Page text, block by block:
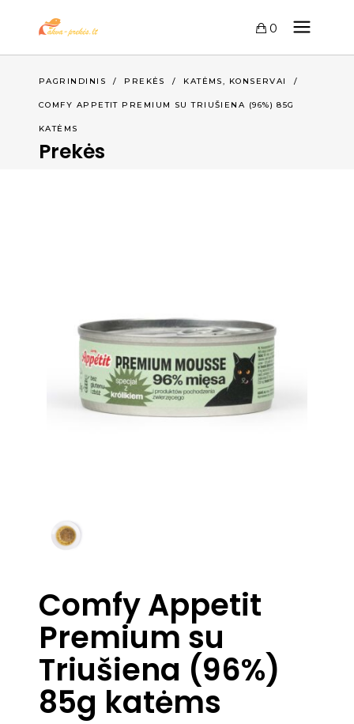
0
PAGRINDINIS / PREKĖS / KATĖMS, KONSERVAI /
COMFY APPETIT PREMIUM SU TRIUŠIENA (96%) 85G
KATĖMS
Prekės
Comfy Appetit
Premium su
Triušiena (96%)
85g katėms